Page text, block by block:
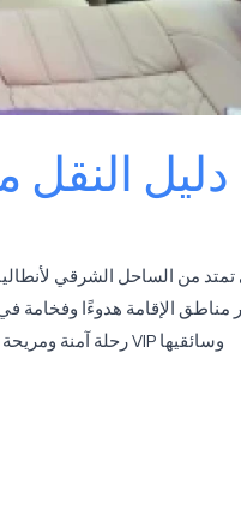
دليل
مناطق الإقامة هدوءًا